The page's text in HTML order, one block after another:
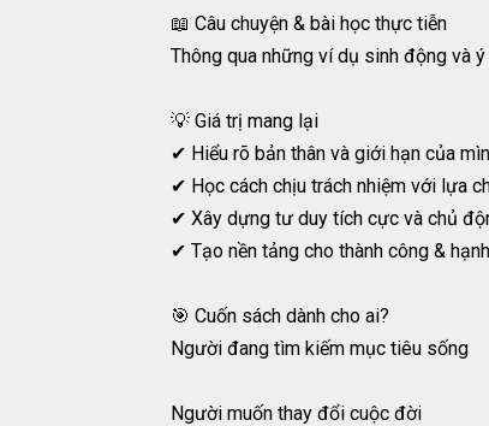
📖 Câu chuyện & bài học thực tiễn
Thông qua những ví dụ sinh động và
💡 Giá trị mang lại
✔ Hiểu rõ bản thân và giới hạn của
✔ Học cách chịu trách nhiệm với lựa
✔ Xây dựng tư duy tích cực và chủ
✔ Tạo nền tảng cho thành công &
🎯 Cuốn sách dành cho ai?
Người đang tìm kiếm mục tiêu sống
Người muốn thay đổi cuộc đời